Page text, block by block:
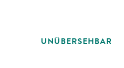
UNÜBERSEHBAR